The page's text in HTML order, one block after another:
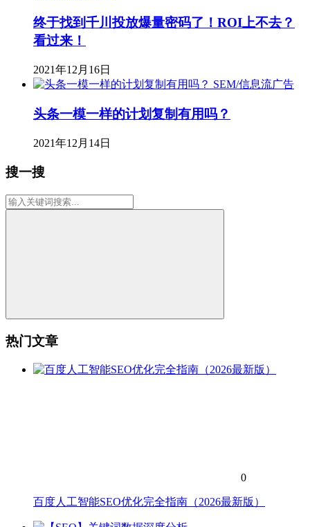
终于找到千川投放爆量密码了！ROI上不去？
看过来！
2021年12月16日
SEM/信息流广告
头条一模一样的计划复制有用吗？
2021年12月14日
搜一搜
热门文章
0
百度人工智能SEO优化完全指南（2026最新版）